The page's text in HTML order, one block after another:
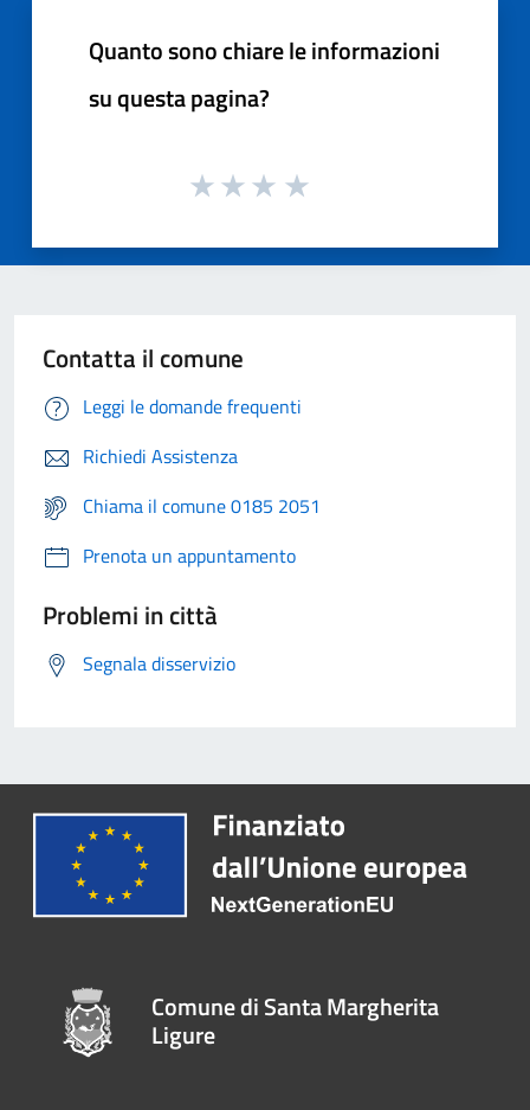
Quanto sono chiare le informazioni
su questa pagina?
Contatta il comune
Leggi le domande frequenti
Richiedi Assistenza
Chiama il comune 0185 2051
Prenota un appuntamento
Problemi in città
Segnala disservizio
Comune di Santa Margherita
Ligure